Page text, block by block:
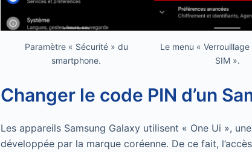
Paramètre « Sécurité » du
smartphone.
Le menu «
SIM ».
Changer le code PIN d’un
Les appareils Samsung Galaxy utilisent « One Ui »,
développée par la marque coréenne. De ce fait,